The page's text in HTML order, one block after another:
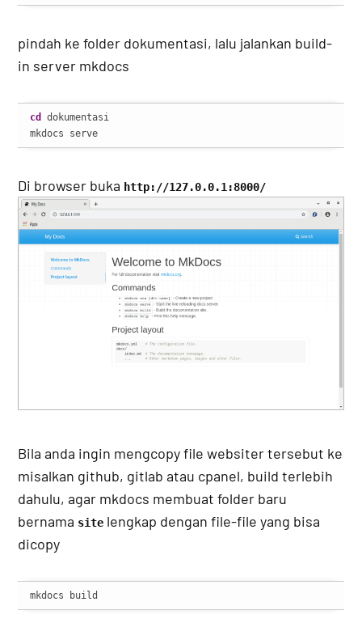
pindah ke folder dokumentasi, lalu jalankan build-
in server mkdocs
cd
dokumentasi
mkdocs serve
Di browser buka http://127.0.0.1:8000/
Bila anda ingin mengcopy file websiter tersebut ke
misalkan github, gitlab atau cpanel, build terlebih
dahulu, agar mkdocs membuat folder baru
bernama site lengkap dengan file-file yang bisa
dicopy
mkdocs build